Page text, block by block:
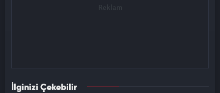
İlginizi Çekebilir